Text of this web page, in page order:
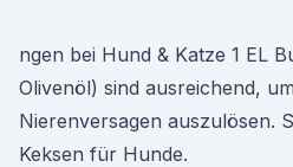
ngen bei Hund & Katze 1 EL
Olivenöl) sind ausreichend,
Nierenversagen auszulösen.
Keksen für Hunde.